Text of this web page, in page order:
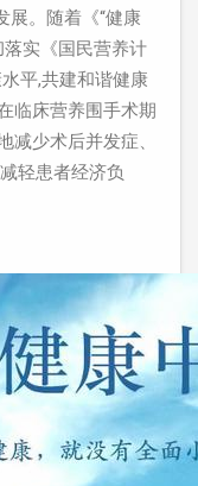
展。随着《“健康
落实《国民营养计
平,共建和谐健康
临床营养围手术期
减少术后并发症、
轻患者经济负